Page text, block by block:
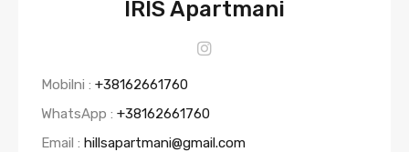
IRIS Apartmani
Mobilni : +38162661760
WhatsApp : +38162661760
Email : hillsapartmani@gmail.com